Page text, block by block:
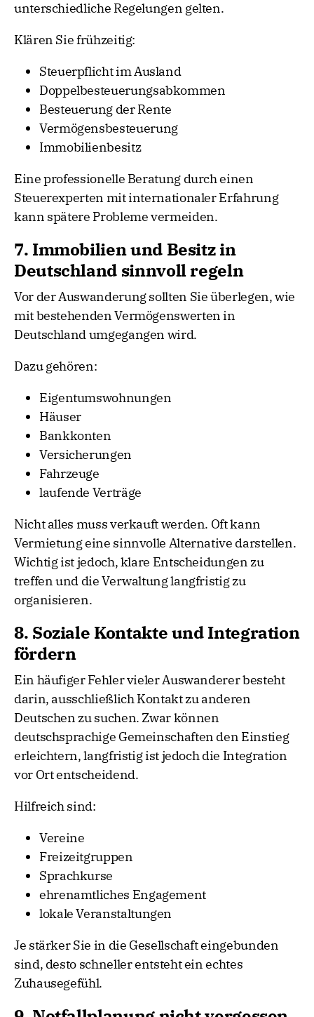
unterschiedliche Regelungen gelten.
Klären Sie frühzeitig:
Steuerpflicht im Ausland
Doppelbesteuerungsabkommen
Besteuerung der Rente
Vermögensbesteuerung
Immobilienbesitz
Eine professionelle Beratung durch einen
Steuerexperten mit internationaler Erfahrung
kann spätere Probleme vermeiden.
7. Immobilien und Besitz in
Deutschland sinnvoll regeln
Vor der Auswanderung sollten Sie überlegen, wie
mit bestehenden Vermögenswerten in
Deutschland umgegangen wird.
Dazu gehören:
Eigentumswohnungen
Häuser
Bankkonten
Versicherungen
Fahrzeuge
laufende Verträge
Nicht alles muss verkauft werden. Oft kann
Vermietung eine sinnvolle Alternative darstellen.
Wichtig ist jedoch, klare Entscheidungen zu
treffen und die Verwaltung langfristig zu
organisieren.
8. Soziale Kontakte und Integration
fördern
Ein häufiger Fehler vieler Auswanderer besteht
darin, ausschließlich Kontakt zu anderen
Deutschen zu suchen. Zwar können
deutschsprachige Gemeinschaften den Einstieg
erleichtern, langfristig ist jedoch die Integration
vor Ort entscheidend.
Hilfreich sind:
Vereine
Freizeitgruppen
Sprachkurse
ehrenamtliches Engagement
lokale Veranstaltungen
Je stärker Sie in die Gesellschaft eingebunden
sind, desto schneller entsteht ein echtes
Zuhausegefühl.